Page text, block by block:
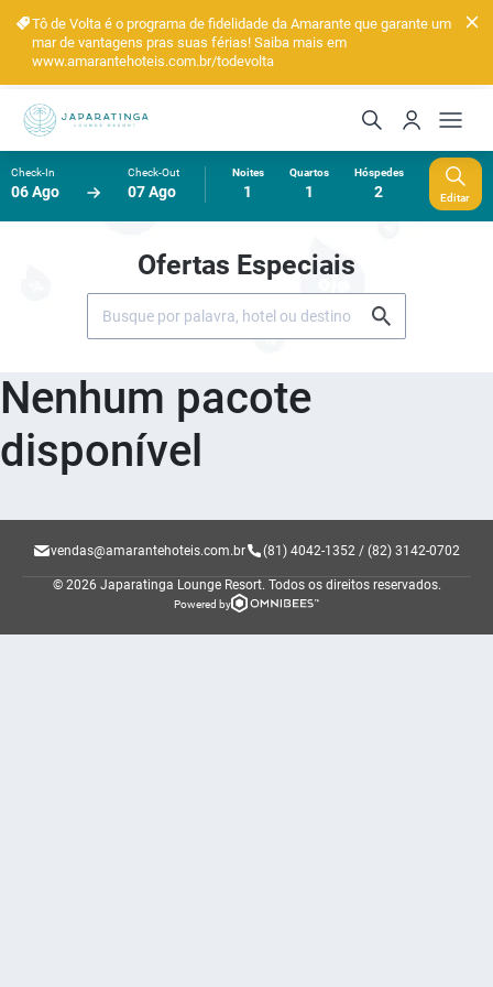
Tô de Volta é o programa de fidelidade da Amarante que garante um
mar de vantagens pras suas férias! Saiba mais em
www.amarantehoteis.com.br/todevolta
Check-In
06 Ago
Check-Out
07 Ago
Noites
1
Quartos
1
Hóspedes
2 Editar
Ofertas Especiais
Nenhum pacote
disponível
vendas@amarantehoteis.com.br (81) 4042-1352 / (82) 3142-0702
© 2026 Japaratinga Lounge Resort. Todos os direitos reservados.
Powered by